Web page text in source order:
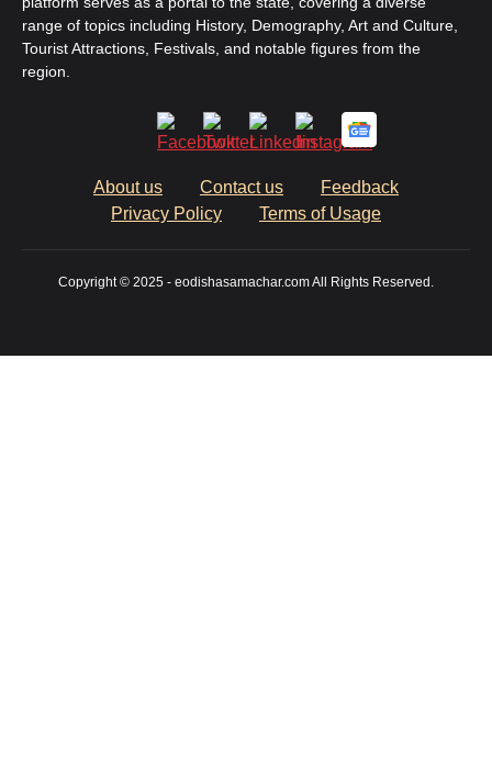
range of topics including History, Demography, Art and Culture,
Tourist Attractions, Festivals, and notable figures from the
region.
About us Contact us
Feedback
Privacy Policy
Terms of Usage
Copyright © 2025 - eodishasamachar.com All Rights Reserved.